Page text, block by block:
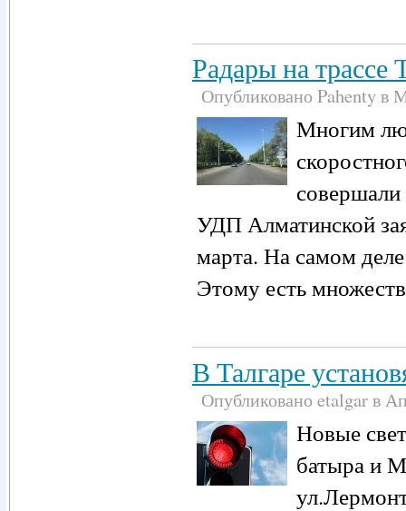
Радары на трассе
Опубликовано Pahenty в
Многим
УДП Алматинской
марта. На самом
Этому есть
В Талгаре
Опубликовано etalgar в
Новые
батыра и